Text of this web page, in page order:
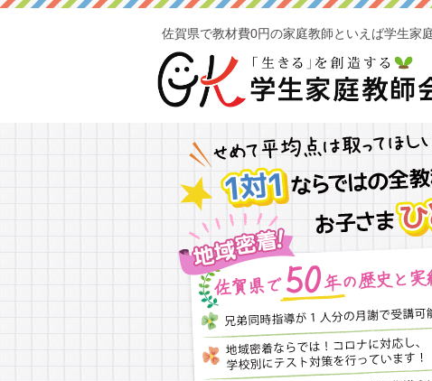
佐賀県で教材費0円の家庭教師といえば学生家